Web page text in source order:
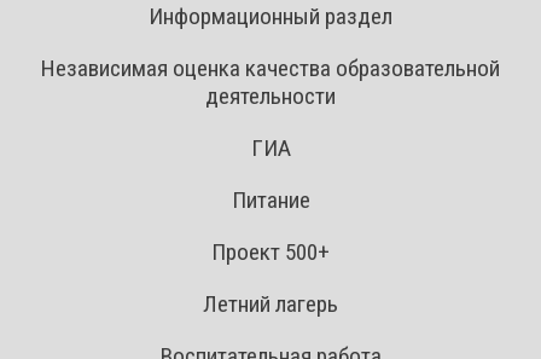
Информационный раздел
Независимая оценка качества образовательной
деятельности
ГИА
Питание
Проект 500+
Летний лагерь